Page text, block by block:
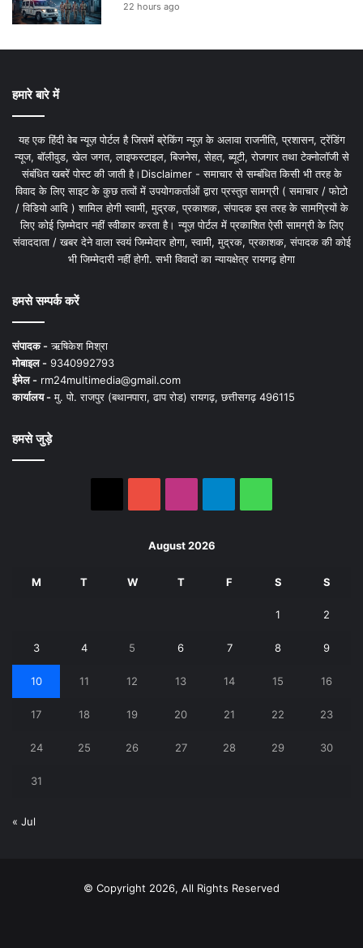
22 hours ago
हमारे बारे में
यह एक हिंदी वेब न्यूज़ पोर्टल है जिसमें ब्रेकिंग न्यूज़ के अलावा राजनीति, प्रशासन, ट्रेंडिंग
न्यूज, बॉलीवुड, खेल जगत, लाइफस्टाइल, बिजनेस, सेहत, ब्यूटी, रोजगार तथा टेक्नोलॉजी से
संबंधित खबरें पोस्ट की जाती है।Disclaimer - समाचार से सम्बंधित किसी भी तरह के
विवाद के लिए साइट के कुछ तत्वों में उपयोगकर्ताओं द्वारा प्रस्तुत सामग्री ( समाचार / फोटो
/ विडियो आदि ) शामिल होगी स्वामी, मुद्रक, प्रकाशक, संपादक इस तरह के सामग्रियों के
लिए कोई ज़िम्मेदार नहीं स्वीकार करता है। न्यूज़ पोर्टल में प्रकाशित ऐसी सामग्री के लिए
संवाददाता / खबर देने वाला स्वयं जिम्मेदार होगा, स्वामी, मुद्रक, प्रकाशक, संपादक की कोई
भी जिम्मेदारी नहीं होगी. सभी विवादों का न्यायक्षेत्र रायगढ़ होगा
हमसे सम्पर्क करें
संपादक -ऋषिकेश मिश्रा
मोबाइल - 9340992793
ईमेल - rm24multimedia@gmail.com
कार्यालय -मु. पो. राजपुर (बथानपारा, ढाप रोड) रायगढ़, छत्तीसगढ़ 496115
हमसे जुड़े
August 2026
M T W T F S S
1 2
3 4 5 6 7 8 9
10 11 12 13 14 15 16
17 18 19 20 21 22 23
24 25 26 27 28 29 30
31
« Jul
© Copyright 2026, All Rights Reserved